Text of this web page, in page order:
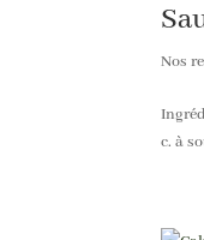
Nos
c. à